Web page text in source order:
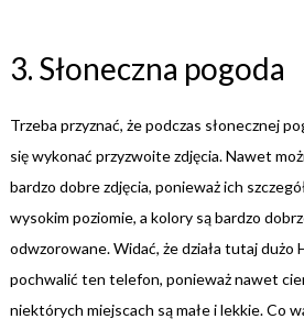
3. Słoneczna pogoda
Trzeba przyznać, że podczas słonecznej
się wykonać przyzwoite zdjęcia. Nawet
bardzo dobre zdjęcia, ponieważ ich
wysokim poziomie, a kolory są bardzo
odwzorowane. Widać, że działa tutaj dużo
pochwalić ten telefon, ponieważ nawet
niektórych miejscach są małe i lekkie. Co